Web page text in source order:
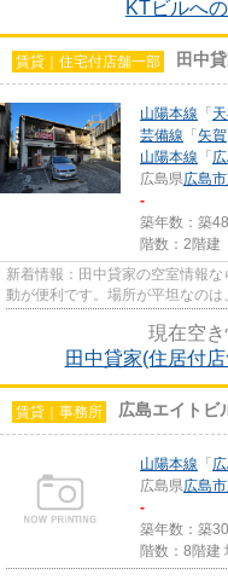
KTビルへ
賃貸｜住宅付店舗一部 田中
山陽本線 「
芸備線 「矢賀
山陽本線 「
広島県広島
-
築年数：築
階数：2階建
新着情報：田中貸家の空室情報
動が便利です。場所が平坦なのは
ね。
現在空き
田中貸家(住居付
賃貸｜事務所 広島エイトビ
山陽本線 「
広島県広島
-
築年数：築
階数：8階建